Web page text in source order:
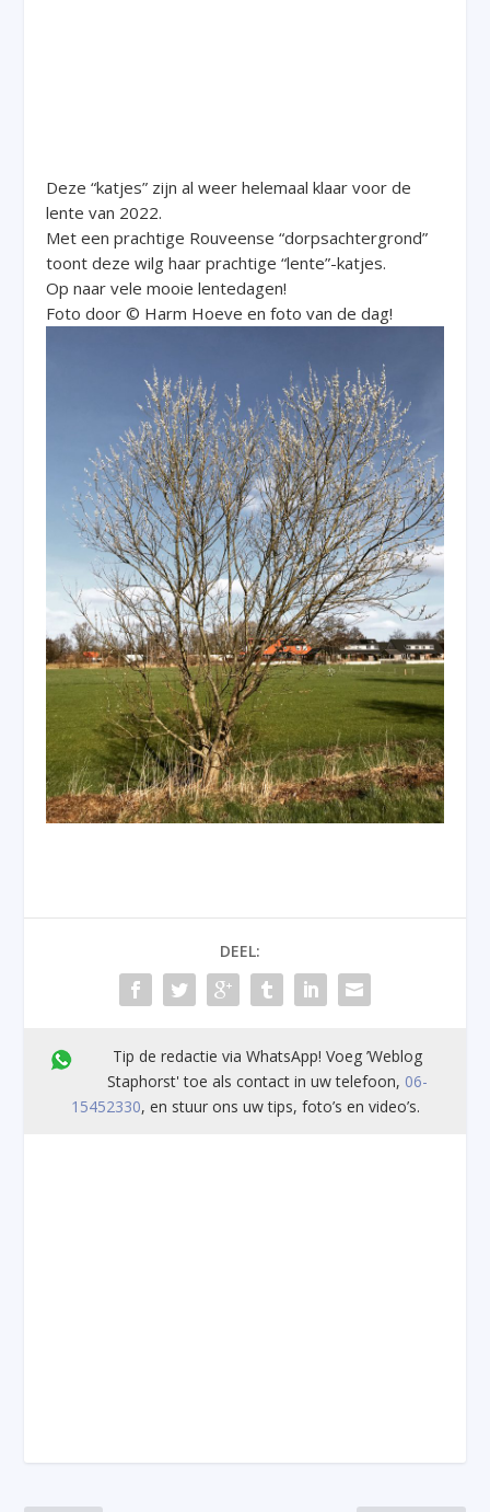
Deze “katjes” zijn al weer helemaal klaar voor de
lente van 2022.
Met een prachtige Rouveense “dorpsachtergrond”
toont deze wilg haar prachtige “lente”-katjes.
Op naar vele mooie lentedagen!
Foto door © Harm Hoeve en foto van de dag!
DEEL:
Tip de redactie via WhatsApp! Voeg ’Weblog
Staphorst' toe als contact in uw telefoon, 06-
15452330, en stuur ons uw tips, foto’s en video’s.